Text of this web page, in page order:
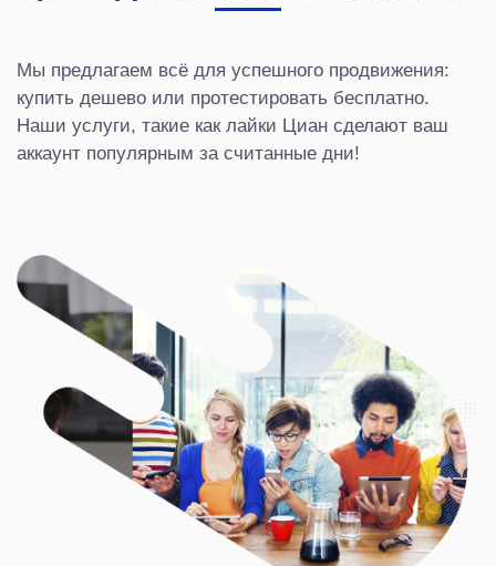
Мы предлагаем всё для успешного продвижения:
купить дешево или протестировать бесплатно.
Наши услуги, такие как лайки Циан сделают ваш
аккаунт популярным за считанные дни!